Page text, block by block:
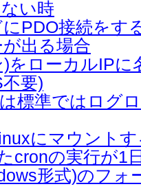
い時
PDO接続をす
出る場合
をローカルIPに
要)
標準ではログ
にマウント
cronの実行が1
形式)のフォ